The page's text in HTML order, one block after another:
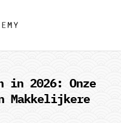
in 2026: Onze
Makkelijkere